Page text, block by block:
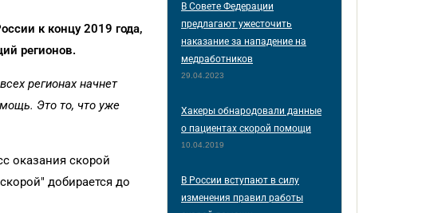
к концу 2019 года,
регионов.
регионах начнет
Это то, что уже
оказания скорой
добирается до
В Совете Федерации
предлагают ужесточить
наказание за нападение на
медработников
29.04.2023
Хакеры обнародовали данные
о пациентах скорой помощи
10.04.2019
В России вступают в силу
изменения правил работы